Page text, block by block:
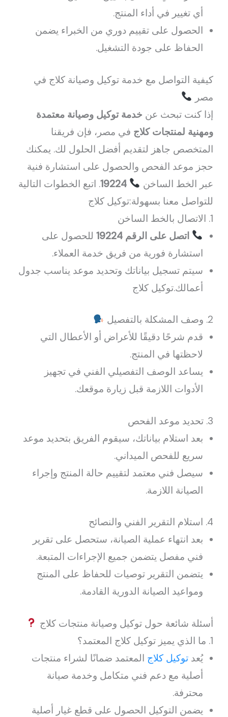
أي تغيير في أداء المنتج.
الحصول على تقييم دوري من الخبراء يضمن
الحفاظ على جودة التشغيل.
كيفية التواصل مع خدمة توكيل وصيانة كلاج في
مصر
إذا كنت تبحث عن خدمة توكيل وصيانة معتمدة
ومهنية لمنتجات كلاج في مصر، فإن فريقنا
المتخصص جاهز لتقديم أفضل الحلول لك. يمكنك
حجز موعد الفحص والحصول على استشارة فنية
عبر الخط الساخن
. اتبع الخطوات التالية
للتواصل معنا بسهولة:توكيل كلاج
1. الاتصال بالخط الساخن
اتصل على الرقم 19224
للحصول على
استشارة فورية من فريق خدمة العملاء.
سيتم تسجيل بياناتك وتحديد موعد يناسب جدول
أعمالك.توكيل كلاج
2. وصف المشكلة بالتفصيل
قدم شرحًا دقيقًا للأعراض أو الأعطال التي
لاحظتها في المنتج.
يساعد الوصف التفصيلي الفني في تجهيز
الأدوات اللازمة قبل زيارة موقعك.
3. تحديد موعد الفحص
بعد استلام بياناتك، سيقوم الفريق بتحديد موعد
سريع للفحص الميداني.
سيصل فني معتمد لتقييم حالة المنتج وإجراء
الصيانة اللازمة.
4. استلام التقرير الفني والنصائح
بعد انتهاء عملية الصيانة، ستحصل على تقرير
فني مفصل يتضمن جميع الإجراءات المتبعة.
يتضمن التقرير توصيات للحفاظ على المنتج
ومواعيد الصيانة الدورية القادمة.
أسئلة شائعة حول توكيل وصيانة منتجات كلاج
1. ما الذي يميز توكيل كلاج المعتمد؟
يُعدتوكيل كلاج المعتمد ضمانًا لشراء منتجات
أصلية مع دعم فني متكامل وخدمة صيانة
محترفة.
يضمن التوكيل الحصول على قطع غيار أصلية